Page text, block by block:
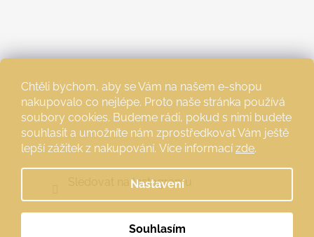
Chtěli bychom, aby se Vám na našem e-shopu
nakupovalo co nejlépe. Proto naše stránka používá
soubory cookies. Budeme rádi, pokud s nimi budete
souhlasit a umožníte nám zprostředkovat Vám ještě
lepší zážitek z nakupování. Více informací zde.
Nastavení
Souhlasím
Sledovat na Instagramu